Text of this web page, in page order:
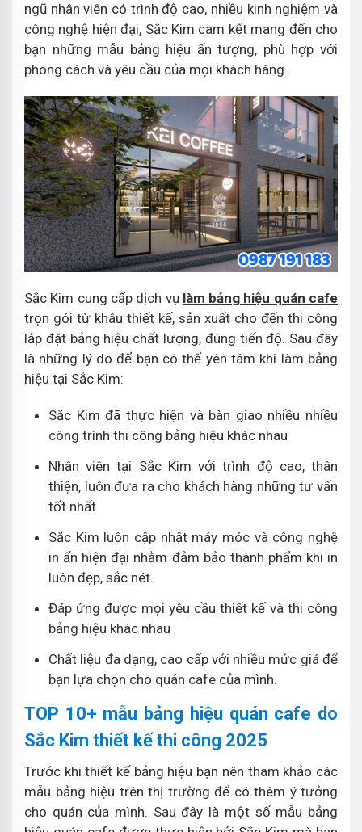
ngũ nhân viên có trình độ cao, nhiều kinh nghiệm và
công nghệ hiện đại, Sắc Kim cam kết mang đến cho
bạn những mẫu bảng hiệu ấn tượng, phù hợp với
phong cách và yêu cầu của mọi khách hàng.
Sắc Kim cung cấp dịch vụ làm bảng hiệu quán cafe
trọn gói từ khâu thiết kế, sản xuất cho đến thi công
lắp đặt bảng hiệu chất lượng, đúng tiến độ. Sau đây
là những lý do để bạn có thể yên tâm khi làm bảng
hiệu tại Sắc Kim:
Sắc Kim đã thực hiện và bàn giao nhiều nhiều
công trình thi công bảng hiệu khác nhau
Nhân viên tại Sắc Kim với trình độ cao, thân
thiện, luôn đưa ra cho khách hàng những tư vấn
tốt nhất
Sắc Kim luôn cập nhật máy móc và công nghệ
in ấn hiện đại nhằm đảm bảo thành phẩm khi in
luôn đẹp, sắc nét.
Đáp ứng được mọi yêu cầu thiết kế và thi công
bảng hiệu khác nhau
Chất liệu đa dạng, cao cấp với nhiều mức giá để
bạn lựa chọn cho quán cafe của mình.
TOP 10+ mẫu bảng hiệu quán cafe do
Sắc Kim thiết kế thi công 2025
Trước khi thiết kế bảng hiệu bạn nên tham khảo các
mẫu bảng hiệu trên thị trường để có thêm ý tưởng
cho quán của mình. Sau đây là một số mẫu bảng